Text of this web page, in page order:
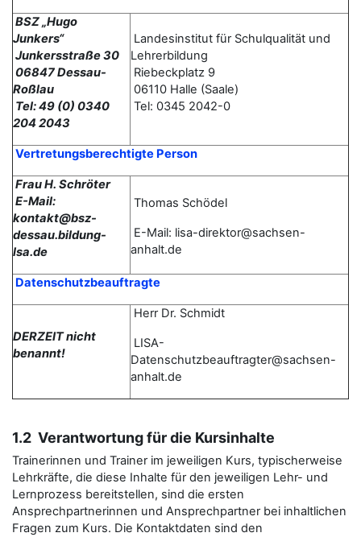
BSZ „Hugo
Junkers“
Junkersstraße 30
06847 Dessau-
Roßlau
Tel: 49 (0) 0340
204 2043
Landesinstitut für Schulqualität und
Lehrerbildung
Riebeckplatz 9
06110 Halle (Saale)
Tel: 0345 2042-0
Vertretungsberechtigte Person
Frau H. Schröter
E-Mail:
kontakt@bsz-
dessau.bildung-
lsa.de
Thomas Schödel
E-Mail: lisa-direktor@sachsen-
anhalt.de
Datenschutzbeauftragte
DERZEIT nicht
benannt!
Herr Dr. Schmidt
LISA-
Datenschutzbeauftragter@sachsen-
anhalt.de
1.2 Verantwortung für die Kursinhalte
Trainerinnen und Trainer im jeweiligen Kurs, typischerweise
Lehrkräfte, die diese Inhalte für den jeweiligen Lehr- und
Lernprozess bereitstellen, sind die ersten
Ansprechpartnerinnen und Ansprechpartner bei inhaltlichen
Fragen zum Kurs. Die Kontaktdaten sind den